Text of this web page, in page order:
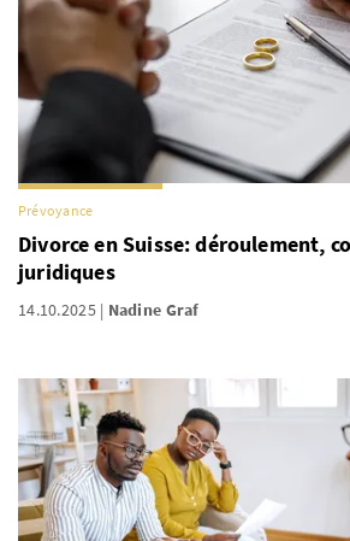
Prévoyance
Divorce en Suisse: déroulement,
juridiques
14.10.2025 Nadine Graf